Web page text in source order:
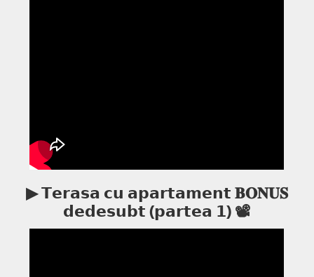
▶ 𝗧𝗲𝗿𝗮𝘀𝗮 𝗰𝘂 𝗮𝗽𝗮𝗿𝘁𝗮𝗺𝗲𝗻𝘁 𝐁𝐎𝐍𝐔𝐒
𝗱𝗲𝗱𝗲𝘀𝘂𝗯𝘁 (𝗽𝗮𝗿𝘁𝗲𝗮 𝟭) 📽